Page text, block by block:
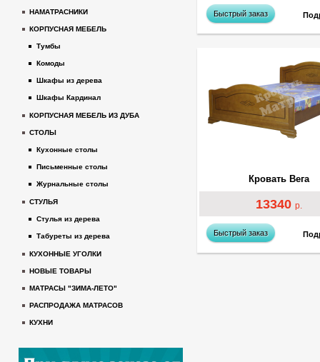
Быстрый заказ
13340р.
Кровать Вега
Быстрый заказ
НАМАТРАСНИКИ
КОРПУСНАЯ МЕБЕЛЬ
Тумбы
Комоды
Шкафы из дерева
Шкафы Кардинал
КОРПУСНАЯ МЕБЕЛЬ ИЗ ДУБА
СТОЛЫ
Кухонные столы
Письменные столы
Журнальные столы
СТУЛЬЯ
Стулья из дерева
Табуреты из дерева
КУХОННЫЕ УГОЛКИ
НОВЫЕ ТОВАРЫ
МАТРАСЫ "ЗИМА-ЛЕТО"
РАСПРОДАЖА МАТРАСОВ
КУХНИ